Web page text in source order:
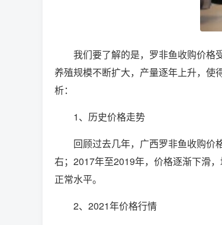
我们要了解的是，罗非鱼收购价格
养殖规模不断扩大，产量逐年上升，使
析：
1、历史价格走势
回顾过去几年，广西罗非鱼收购价
右；2017年至2019年，价格逐渐下滑
正常水平。
2、2021年价格行情